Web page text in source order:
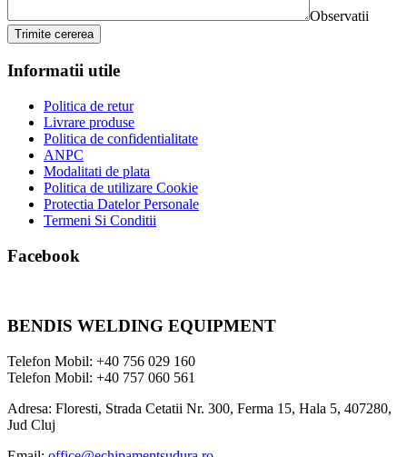
Observatii
Trimite cererea
Informatii utile
Politica de retur
Livrare produse
Politica de confidentialitate
ANPC
Modalitati de plata
Politica de utilizare Cookie
Protectia Datelor Personale
Termeni Si Conditii
Facebook
BENDIS WELDING EQUIPMENT
Telefon Mobil: +40 756 029 160
Telefon Mobil: +40 757 060 561
Adresa: Floresti, Strada Cetatii Nr. 300, Ferma 15, Hala 5, 407280,
Jud Cluj